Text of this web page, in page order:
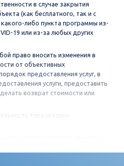
в случае закрытия
(как бесплатного, так и с
либо пункта программы из-
19 или из-за любых других
право вносить изменения в
от объективных
предоставления услуг, в
услуги, предоставить
возврат стоимости или
тура указано